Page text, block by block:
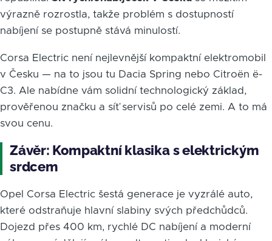
výrazně rozrostla, takže problém s dostupností
nabíjení se postupně stává minulostí.
Corsa Electric není nejlevnější kompaktní elektromobil
v Česku — na to jsou tu Dacia Spring nebo Citroën ë-
C3. Ale nabídne vám solidní technologický základ,
prověřenou značku a síť servisů po celé zemi. A to má
svou cenu.
Závěr: Kompaktní klasika s elektrickým
srdcem
Opel Corsa Electric šestá generace je vyzrálé auto,
které odstraňuje hlavní slabiny svých předchůdců.
Dojezd přes 400 km, rychlé DC nabíjení a moderní